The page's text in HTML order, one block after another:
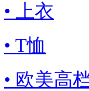
• 上衣
• T恤
• 欧美高